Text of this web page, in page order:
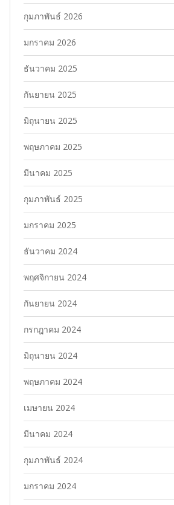
กุมภาพันธ์ 2026
มกราคม 2026
ธันวาคม 2025
กันยายน 2025
มิถุนายน 2025
พฤษภาคม 2025
มีนาคม 2025
กุมภาพันธ์ 2025
มกราคม 2025
ธันวาคม 2024
พฤศจิกายน 2024
กันยายน 2024
กรกฎาคม 2024
มิถุนายน 2024
พฤษภาคม 2024
เมษายน 2024
มีนาคม 2024
กุมภาพันธ์ 2024
มกราคม 2024